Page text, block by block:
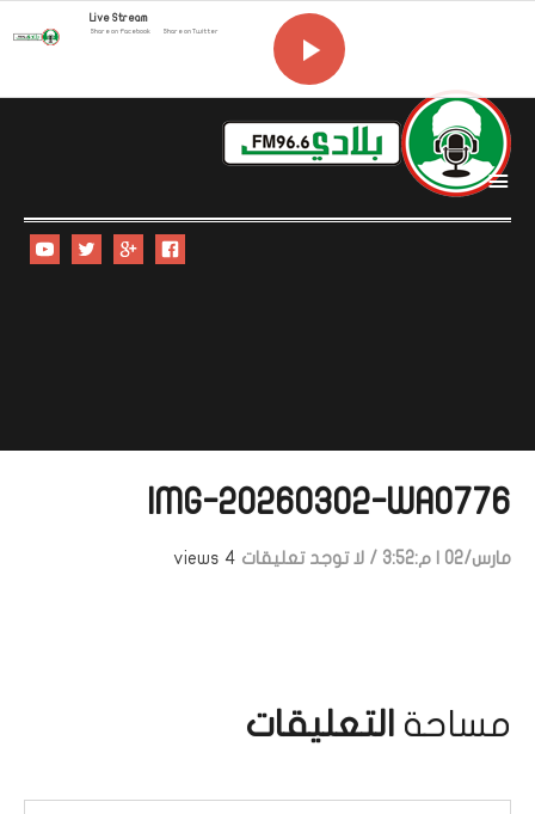
i
IMG-20260302-WA0776
مارس/02 | م:3:52 / لا توجد تعليقات 4 views
مساحة التعليقات
Live Stream
Share on Facebook Share on Twitter